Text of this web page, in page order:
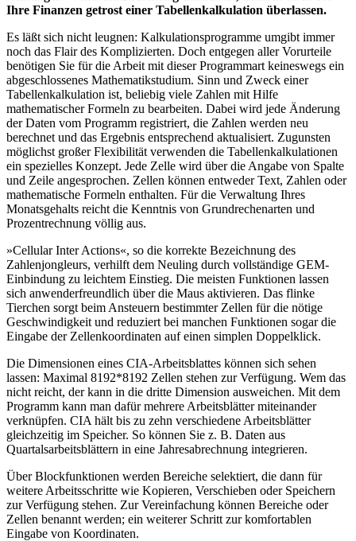
Ihre Finanzen getrost einer Tabellenkalkulation überlassen.
Es läßt sich nicht leugnen: Kalkulationsprogramme umgibt immer
noch das Flair des Komplizierten. Doch entgegen aller Vorurteile
benötigen Sie für die Arbeit mit dieser Programmart keineswegs ein
abgeschlossenes Mathematikstudium. Sinn und Zweck einer
Tabellenkalkulation ist, beliebig viele Zahlen mit Hilfe
mathematischer Formeln zu bearbeiten. Dabei wird jede Änderung
der Daten vom Programm registriert, die Zahlen werden neu
berechnet und das Ergebnis entsprechend aktualisiert. Zugunsten
möglichst großer Flexibilität verwenden die Tabellenkalkulationen
ein spezielles Konzept. Jede Zelle wird über die Angabe von Spalte
und Zeile angesprochen. Zellen können entweder Text, Zahlen oder
mathematische Formeln enthalten. Für die Verwaltung Ihres
Monatsgehalts reicht die Kenntnis von Grundrechenarten und
Prozentrechnung völlig aus.
»Cellular Inter Actions«, so die korrekte Bezeichnung des
Zahlenjongleurs, verhilft dem Neuling durch vollständige GEM-
Einbindung zu leichtem Einstieg. Die meisten Funktionen lassen
sich anwenderfreundlich über die Maus aktivieren. Das flinke
Tierchen sorgt beim Ansteuern bestimmter Zellen für die nötige
Geschwindigkeit und reduziert bei manchen Funktionen sogar die
Eingabe der Zellenkoordinaten auf einen simplen Doppelklick.
Die Dimensionen eines CIA-Arbeitsblattes können sich sehen
lassen: Maximal 8192*8192 Zellen stehen zur Verfügung. Wem das
nicht reicht, der kann in die dritte Dimension ausweichen. Mit dem
Programm kann man dafür mehrere Arbeitsblätter miteinander
verknüpfen. CIA hält bis zu zehn verschiedene Arbeitsblätter
gleichzeitig im Speicher. So können Sie z. B. Daten aus
Quartalsarbeitsblättern in eine Jahresabrechnung integrieren.
Über Blockfunktionen werden Bereiche selektiert, die dann für
weitere Arbeitsschritte wie Kopieren, Verschieben oder Speichern
zur Verfügung stehen. Zur Vereinfachung können Bereiche oder
Zellen benannt werden; ein weiterer Schritt zur komfortablen
Eingabe von Koordinaten.